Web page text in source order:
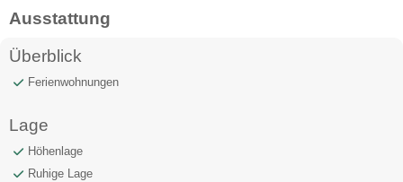
Ausstattung
Überblick
Ferienwohnungen
Lage
Höhenlage
Ruhige Lage